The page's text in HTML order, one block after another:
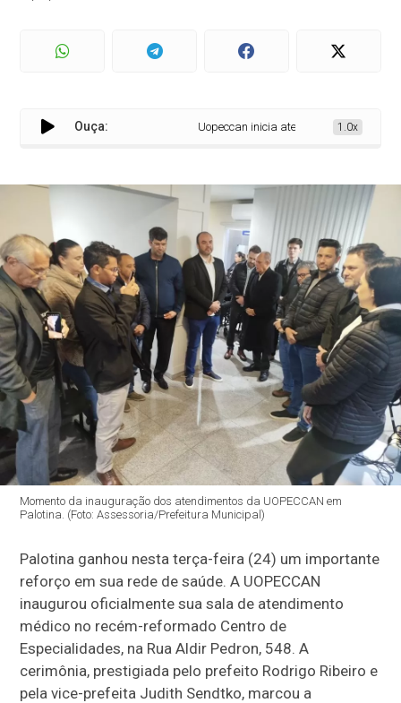
Ouça: Uopeccan inicia atendimentos médicos em
1.0x
Momento da inauguração dos atendimentos da UOPECCAN em
Palotina. (Foto: Assessoria/Prefeitura Municipal)
Palotina ganhou nesta terça-feira (24) um importante
reforço em sua rede de saúde. A UOPECCAN
inaugurou oficialmente sua sala de atendimento
médico no recém-reformado Centro de
Especialidades, na Rua Aldir Pedron, 548. A
cerimônia, prestigiada pelo prefeito Rodrigo Ribeiro e
pela vice-prefeita Judith Sendtko, marcou a